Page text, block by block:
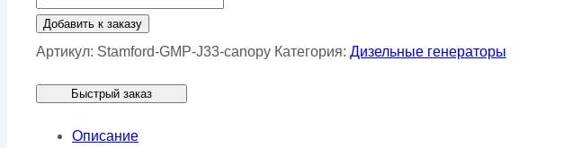
товара
Генератор
GMP
J33
Добавить к заказу
Артикул: Stamford-GMP-J33-canopy Категория: Дизельные генераторы
Быстрый заказ
Описание